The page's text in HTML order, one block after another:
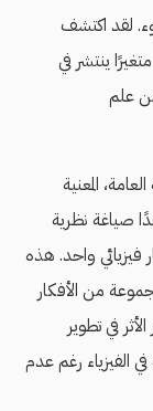
لقد اكتشف
ينتشر في
علم
المعنية
صياغة نظرية
فيزيائي واحد. هذه
من الأفكار
في تطوير
الفيزياء رغم عدم